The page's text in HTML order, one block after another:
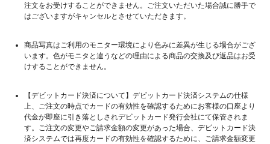
注文をお受けすることができません。ご注文いただいた場合誠に勝手で
はございますがキャンセルとさせていただきます。
商品写真はご利用のモニター環境により色みに差異が生じる場合がござ
います。色がモニタと違うなどの理由による商品の交換及び返品はお受
けすることができません。
【デビットカード決済について】デビットカード決済システムの仕様
上、ご注文の時点でカードの有効性を確認するためにお客様の口座より
代金が即座に引き落としされデビットカード発行会社にて保管されま
す。ご注文の変更やご請求金額の変更があった場合、デビットカード決
済システムでは再度カードの有効性を確認するために、ご請求金額変更